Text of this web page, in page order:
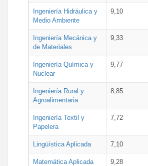
Ingeniería Hidráulica y
Medio Ambiente
9,10
Ingeniería Mecánica y
de Materiales
9,33
Ingeniería Química y
Nuclear
9,77
Ingeniería Rural y
Agroalimentaria
8,85
Ingeniería Textil y
Papelera
7,72
Lingüística Aplicada 7,10
Matemática Aplicada 9,28